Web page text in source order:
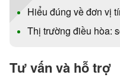
Hiểu đúng về đơn vị
Thị trường điều hòa:
Tư vấn và hỗ trợ